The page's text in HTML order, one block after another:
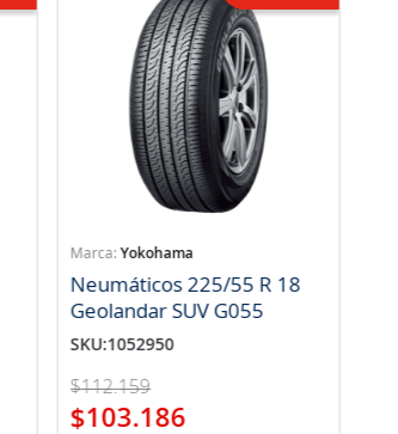
Yokohama
Neumáticos 225/55 R 18
Geolandar SUV G055
SKU:1052950
$112.159
$103.186